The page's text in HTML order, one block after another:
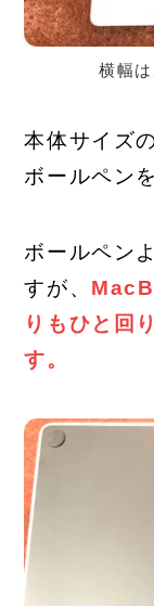
横幅
本体サイズ
ボールペン
ボールペン
すが、
りもひと回
す。